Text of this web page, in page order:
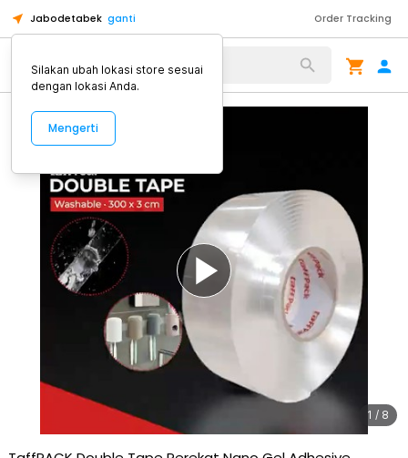
Jabodetabek ganti Order Tracking
Alat Kopi
1 / 8
Silakan ubah lokasi store sesuai
dengan lokasi Anda.
Mengerti